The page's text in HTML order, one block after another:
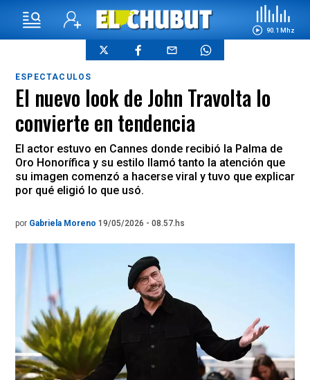
90.1 Mhz
ESPECTACULOS
El nuevo look de John Travolta lo
convierte en tendencia
El actor estuvo en Cannes donde recibió la Palma de
Oro Honorífica y su estilo llamó tanto la atención que
su imagen comenzó a hacerse viral y tuvo que explicar
por qué eligió lo que usó.
por Gabriela Moreno 19/05/2026 - 08.57.hs